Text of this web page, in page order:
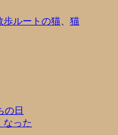
歩ルートの猫 猫
の日
なった